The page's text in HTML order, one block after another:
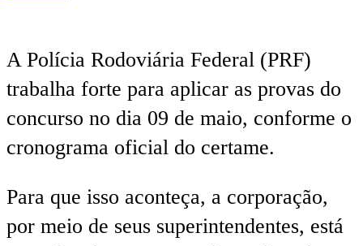
A Polícia Rodoviária Federal (PRF)
trabalha forte para aplicar as provas do
concurso no dia 09 de maio, conforme o
cronograma oficial do certame.
Para que isso aconteça, a corporação,
por meio de seus superintendentes, está